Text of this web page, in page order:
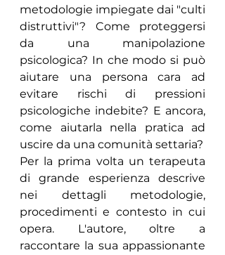
metodologie impiegate dai "culti
distruttivi"? Come proteggersi
da una manipolazione
psicologica? In che modo si può
aiutare una persona cara ad
evitare rischi di pressioni
psicologiche indebite? E ancora,
come aiutarla nella pratica ad
uscire da una comunità settaria?
Per la prima volta un terapeuta
di grande esperienza descrive
nei dettagli metodologie,
procedimenti e contesto in cui
opera. L'autore, oltre a
raccontare la sua appassionante